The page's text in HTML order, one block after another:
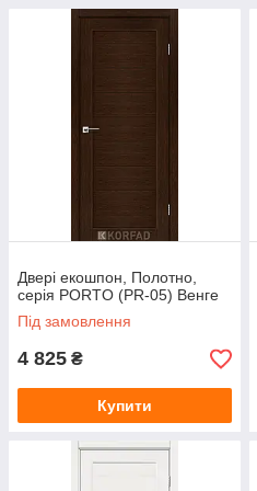
Двері екошпон, Полотно,
серія PORTO (PR-05) Венге
Під замовлення
4 825 ₴
Купити